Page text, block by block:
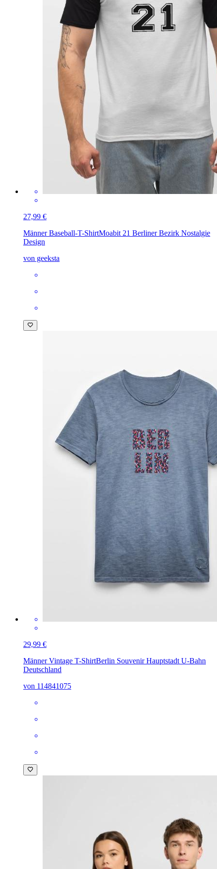
27,99 €
Männer Baseball-T-ShirtMoabit 21 Berliner Bezirk Nostalgie
Design
von geeksta
29,99 €
Männer Vintage T-ShirtBerlin Souvenir Hauptstadt U-Bahn
Deutschland
von 114841075